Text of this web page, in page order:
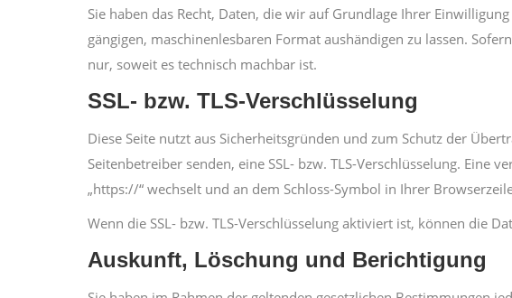
Sie haben das Recht, Daten, die wir auf Grundlage Ihrer
gängigen, maschinenlesbaren Format aushändigen zu lassen.
nur, soweit es technisch machbar ist.
SSL- bzw. TLS-Verschlüsselung
Diese Seite nutzt aus Sicherheitsgründen und zum Schutz der
Seitenbetreiber senden, eine SSL- bzw. TLS-Verschlüsselung. Eine
„https://“ wechselt und an dem Schloss-Symbol in Ihrer
Wenn die SSL- bzw. TLS-Verschlüsselung aktiviert ist, können die
Auskunft, Löschung und Berichtigung